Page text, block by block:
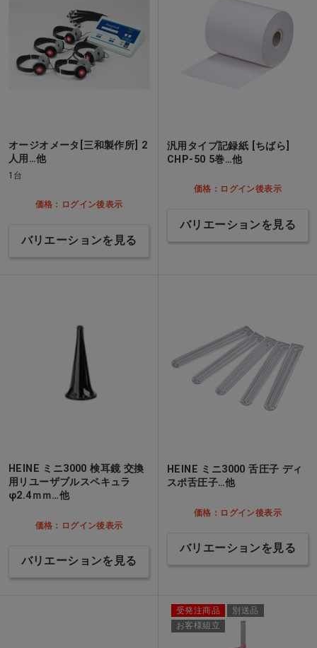
オージオメータ[三和製作所] 2
人用…他
1台
価格：ログイン後表示
バリエーションを見る
汎用タイプ記録紙 [ちばら]
CHP-50 5巻…他
価格：ログイン後表示
バリエーションを見る
HEINE ミニ3000 検耳鏡 交換
用リユーザブルスペキュラ
φ2.4ｍｍ…他
価格：ログイン後表示
バリエーションを見る
HEINE ミニ3000 舌圧子 ディ
スポ舌圧子…他
価格：ログイン後表示
バリエーションを見る
受発注商品
別送品
お客様組立